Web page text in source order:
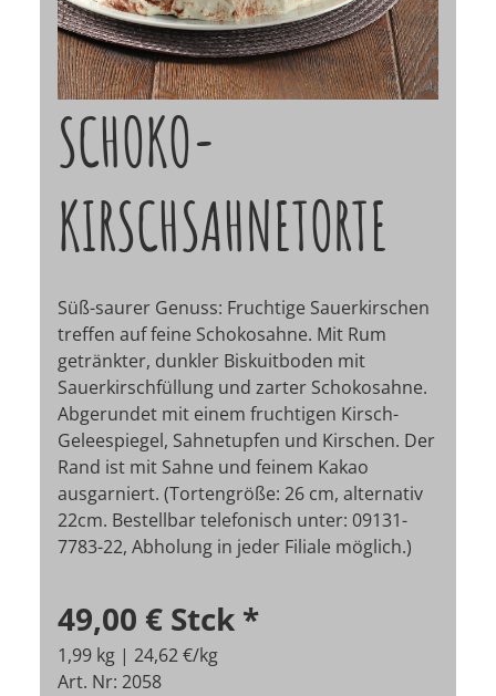
SCHOKO-
KIRSCHSAHNETORTE
Süß-saurer Genuss: Fruchtige Sauerkirschen
treffen auf feine Schokosahne. Mit Rum
getränkter, dunkler Biskuitboden mit
Sauerkirschfüllung und zarter Schokosahne.
Abgerundet mit einem fruchtigen Kirsch-
Geleespiegel, Sahnetupfen und Kirschen. Der
Rand ist mit Sahne und feinem Kakao
ausgarniert. (Tortengröße: 26 cm, alternativ
22cm. Bestellbar telefonisch unter: 09131-
7783-22, Abholung in jeder Filiale möglich.)
49,00 € Stck *
1,99 kg | 24,62 €/kg
Art. Nr: 2058